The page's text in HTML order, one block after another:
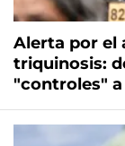
Alerta por el
triquinosis:
"controles"